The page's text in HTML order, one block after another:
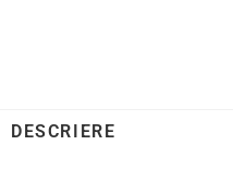
DESCRIERE